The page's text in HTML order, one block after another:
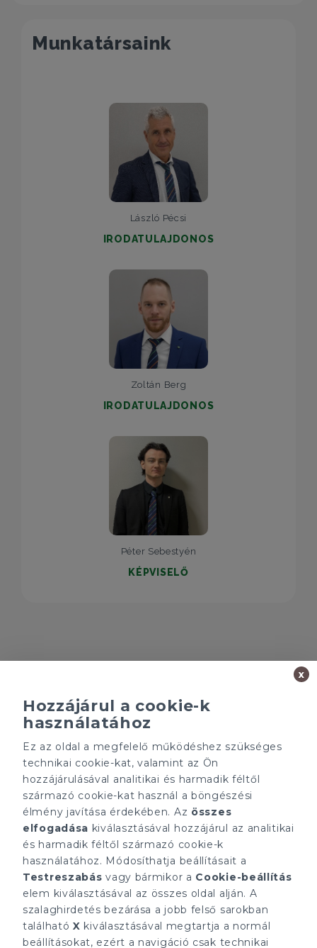
Munkatársaink
László Pécsi
IRODATULAJDONOS
Zoltán Berg
IRODATULAJDONOS
Péter Sebestyén
KÉPVISELŐ
Minden ügynökségnek saját tulajdonosa van és önállóan
működik.
ÁRFOLYAM 05/08/2026
EUR 362.34 HUF
Gruppo T.F.M. Szolgáltató
Zrt.
Rólunk
A Tecnocasa csoport
Munkát keresel?
ELÉRHETŐSÉGEINK
tecnocasa.hu
Gruppo T.F.M. Szolgáltató
Zrt.
1068 Budapest, Király
utca 102
info@tecnocasa.hu
Hozzájárul a cookie-k
használatához
Ez az oldal a megfelelő működéshez szükséges
technikai cookie-kat, valamint az Ön
hozzájárulásával analitikai és harmadik féltől
származó cookie-kat használ a böngészési
élmény javítása érdekében. Az összes
elfogadása kiválasztásával hozzájárul az analitikai
és harmadik féltől származó cookie-k
használatához. Módosíthatja beállításait a
Testreszabás vagy bármikor a Cookie-beállítás
elem kiválasztásával az összes oldal alján. A
szalaghirdetés bezárása a jobb felső sarokban
található X kiválasztásával megtartja a normál
beállításokat, ezért a navigáció csak technikai
x